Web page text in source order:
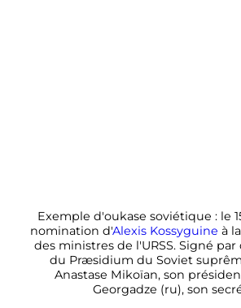
Exemple d'oukase soviétique : le
nomination d'Alexis Kossyguine à
des ministres de l'URSS. Signé
du Præsidium du Soviet
Anastase Mikoïan, son
Georgadze (ru), son